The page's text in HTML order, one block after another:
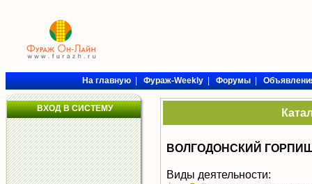
На главную|Фураж-Weekly|Форумы|
ВХОД В СИСТЕМУ
ВОЛГОДОНСКИЙ
Виды деятельности: